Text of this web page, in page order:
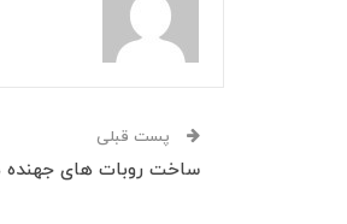
پست قبلی
ساخت روبات‌ های